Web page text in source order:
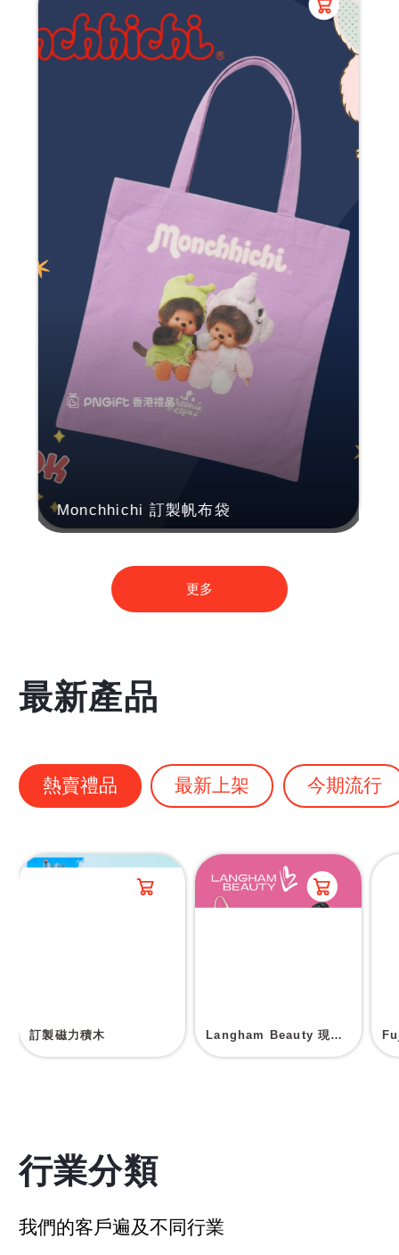
Monchhichi 訂製帆布袋
更多
最新產品
熱賣禮品 最新上架 今期流行
訂製磁力積木 Langham Beauty 現場印刷帆布袋
行業分類
我們的客戶遍及不同行業